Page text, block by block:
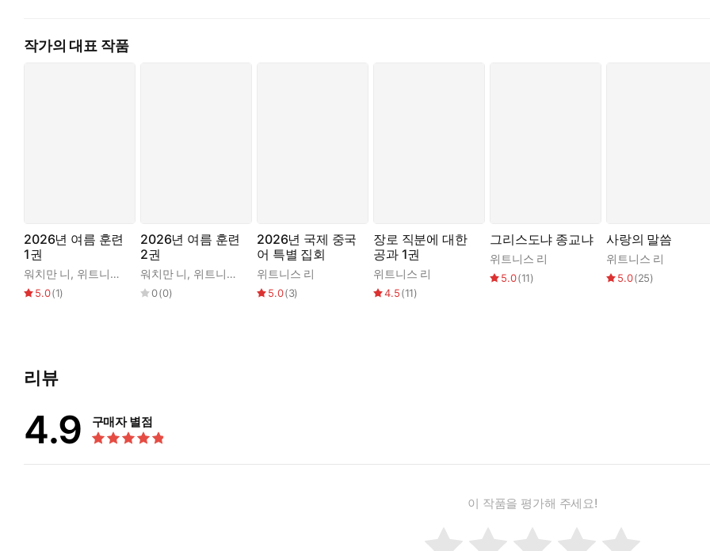
대하여 하나님께 감사를 드린다. 이 책은 이천 년 동안 성도들이 생명에 대하여 얻은 이해와 체험의 정수에, 리 형제님이 이 귀한 책
정판이라 할 수 있다. 이는 참으로 막대한 일이다. 이 책의 내용을 보면, 열아홉 가지 항목들로 영적 생명의 여러 단계에 걸친 체험과
작가의 대표 작품
2026년 여름 훈련
1권
워치만 니, 위트니스 리
5.0(1)
2026년 여름 훈련
2권
워치만 니, 위트니스 리
0(0)
2026년 국제 중국
어 특별 집회
위트니스 리
5.0(3)
장로 직분에 대한
공과 1권
위트니스 리
4.5(11)
그리스도냐 종교냐
위트니스 리
5.0(11)
사랑의 말씀
위트니스 리
5.0(25)
리뷰
4.9 구매자 별점
이 작품을 평가해 주세요!